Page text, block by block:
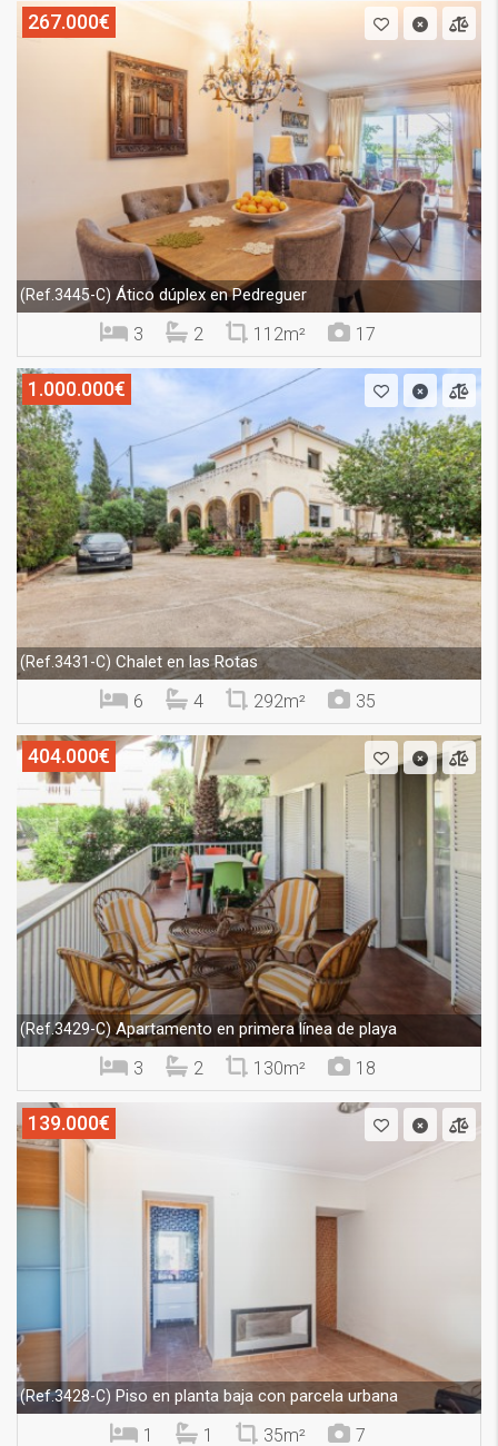
267.000€
(Ref.3445-C) Ático dúplex en Pedreguer
3 2 112m² 17
1.000.000€
(Ref.3431-C) Chalet en las Rotas
6 4 292m² 35
404.000€
(Ref.3429-C)Apartamento en primera línea de playa
3 2 130m² 18
139.000€
(Ref.3428-C) Piso en planta baja con parcela urbana
1 1 35m² 7